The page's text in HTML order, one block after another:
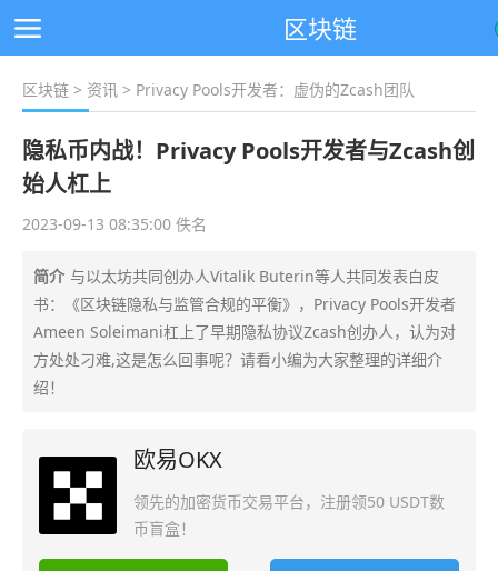
区块链
区块链 > 资讯 > Privacy Pools开发者：虚伪的Zcash团队
隐私币内战！Privacy Pools开发者与Zcash创
始人杠上
2023-09-13 08:35:00 佚名
简介 与以太坊共同创办人Vitalik Buterin等人共同发表白皮
书：《区块链隐私与监管合规的平衡》，Privacy Pools开发者
Ameen Soleimani杠上了早期隐私协议Zcash创办人，认为对
方处处刁难,这是怎么回事呢？请看小编为大家整理的详细介
绍！
欧易OKX
领先的加密货币交易平台，注册领50 USDT数
币盲盒！